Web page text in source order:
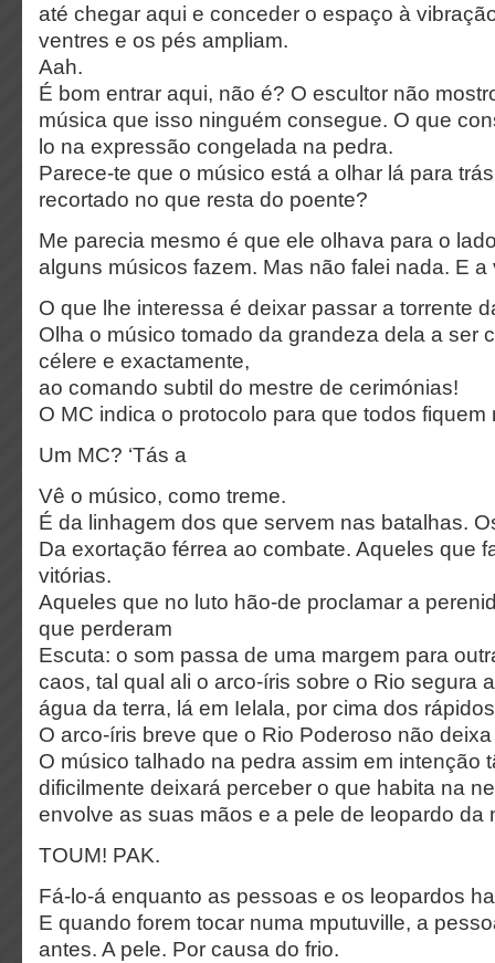
até chegar aqui e conceder o espaço à
ventres e os pés ampliam.
Aah.
É bom entrar aqui, não é? O escultor não
música que isso ninguém consegue. O que
lo na expressão congelada na pedra.
Parece-te que o músico está a olhar lá para
recortado no que resta do poente?
Me parecia mesmo é que ele olhava para o
alguns músicos fazem. Mas não falei nada. E a
O que lhe interessa é deixar passar a torrente
Olha o músico tomado da grandeza dela a ser
célere e exactamente,
ao comando subtil do mestre de cerimónias!
O MC indica o protocolo para que todos fiquem
Um MC? ‘Tás a
Vê o músico, como treme.
É da linhagem dos que servem nas batalhas.
Da exortação férrea ao combate. Aqueles que
vitórias.
Aqueles que no luto hão-de proclamar a
que perderam
Escuta: o som passa de uma margem para
caos, tal qual ali o arco-íris sobre o Rio segura
água da terra, lá em Ielala, por cima dos
O arco-íris breve que o Rio Poderoso não
O músico talhado na pedra assim em intenção
dificilmente deixará perceber o que habita na
envolve as suas mãos e a pele de leopardo da
TOUM! PAK.
Fá-lo-á enquanto as pessoas e os leopardos
E quando forem tocar numa mputuville, a
antes. A pele. Por causa do frio.